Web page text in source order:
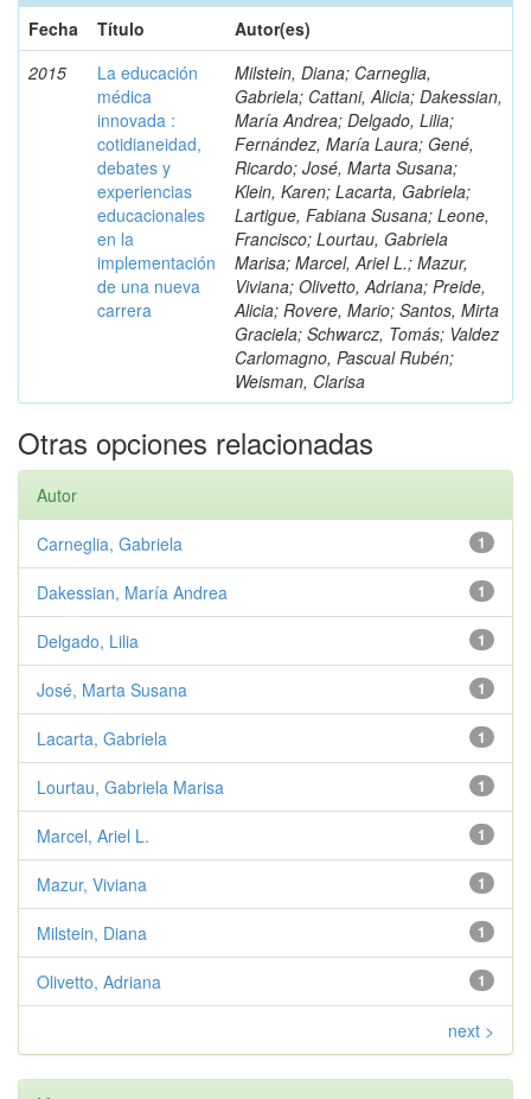
Fecha
Título
Autor(es)
2015
La educación
médica
innovada :
cotidianeidad,
debates y
experiencias
educacionales
en la
implementación
de una nueva
carrera
Milstein, Diana; Carneglia,
Gabriela; Cattani, Alicia; Dakessian,
María Andrea; Delgado, Lilia;
Fernández, María Laura; Gené,
Ricardo; José, Marta Susana;
Klein, Karen; Lacarta, Gabriela;
Lartigue, Fabiana Susana; Leone,
Francisco; Lourtau, Gabriela
Marisa; Marcel, Ariel L.; Mazur,
Viviana; Olivetto, Adriana; Preide,
Alicia; Rovere, Mario; Santos, Mirta
Graciela; Schwarcz, Tomás; Valdez
Carlomagno, Pascual Rubén;
Weisman, Clarisa
Otras opciones relacionadas
Autor
1
Carneglia, Gabriela
1
Dakessian, María Andrea
1
Delgado, Lilia
1
José, Marta Susana
1
Lacarta, Gabriela
1
Lourtau, Gabriela Marisa
1
Marcel, Ariel L.
1
Mazur, Viviana
1
Milstein, Diana
1
Olivetto, Adriana
next >